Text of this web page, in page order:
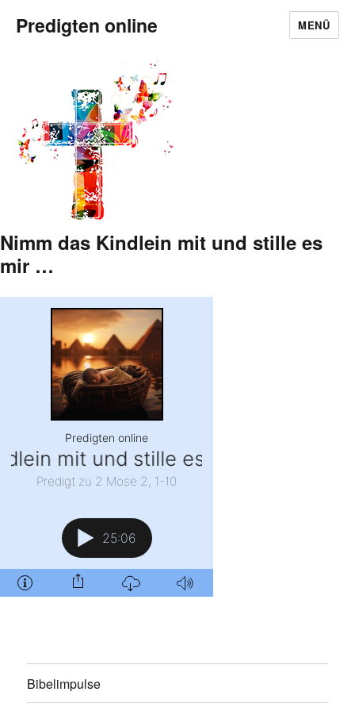
Predigten online MENÜ
Nimm das Kindlein mit und stille es
mir …
Bibelimpulse